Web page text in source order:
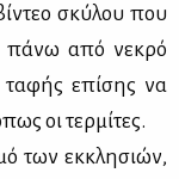
σκύ­λου που
πά­νω από νε­κρό
τα­φής επί­σης να
οι τερ­μί­τες.
των εκ­κλη­σιών,